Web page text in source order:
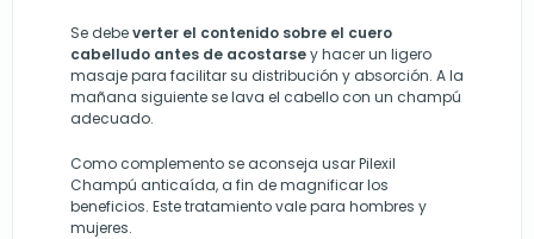
Se debeverter el contenido sobre el cuero
cabelludo antes de acostarsey hacer un ligero
masaje para facilitar su distribución y absorción. A la
mañana siguiente se lava el cabello con un champú
adecuado.
Como complemento se aconseja usar Pilexil
Champú anticaída, a fin de magnificar los
beneficios. Este tratamiento vale para hombres y
mujeres.